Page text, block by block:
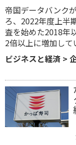
帝国データバンク
ろ、2022年度上半
査を始めた2018年
2倍以上に増加して
ビジネスと経済 >